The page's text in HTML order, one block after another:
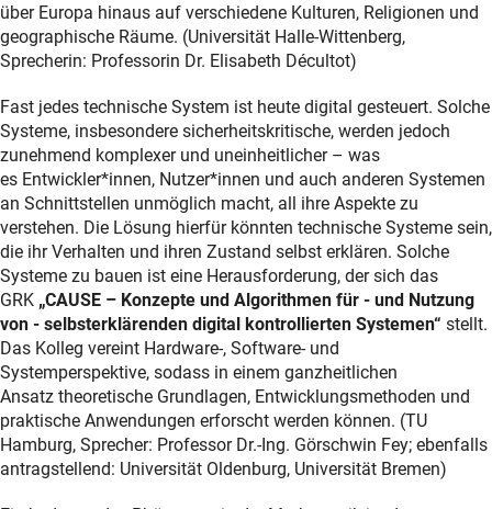
über Europa hinaus auf verschiedene Kulturen, Religionen und
geographische Räume. (Universität Halle-Wittenberg,
Sprecherin: Professorin Dr. Elisabeth Décultot)
Fast jedes technische System ist heute digital gesteuert. Solche
Systeme, insbesondere sicherheitskritische, werden jedoch
zunehmend komplexer und uneinheitlicher – was
es Entwickler*innen, Nutzer*innen und auch anderen Systemen
an Schnittstellen unmöglich macht, all ihre Aspekte zu
verstehen. Die Lösung hierfür könnten technische Systeme sein,
die ihr Verhalten und ihren Zustand selbst erklären. Solche
Systeme zu bauen ist eine Herausforderung, der sich das
GRK „CAUSE – Konzepte und Algorithmen für - und Nutzung
von - selbsterklärenden digital kontrollierten Systemen“ stellt.
Das Kolleg vereint Hardware-, Software- und
Systemperspektive, sodass in einem ganzheitlichen
Ansatz theoretische Grundlagen, Entwicklungsmethoden und
praktische Anwendungen erforscht werden können. (TU
Hamburg, Sprecher: Professor Dr.-Ing. Görschwin Fey; ebenfalls
antragstellend: Universität Oldenburg, Universität Bremen)